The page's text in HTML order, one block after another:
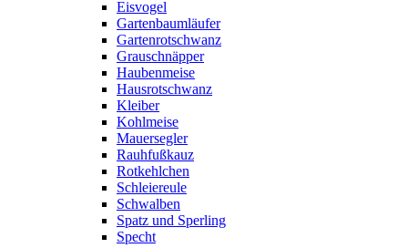
Eisvogel
Gartenbaumläufer
Gartenrotschwanz
Grauschnäpper
Haubenmeise
Hausrotschwanz
Kleiber
Kohlmeise
Mauersegler
Rauhfußkauz
Rotkehlchen
Schleiereule
Schwalben
Spatz und Sperling
Specht